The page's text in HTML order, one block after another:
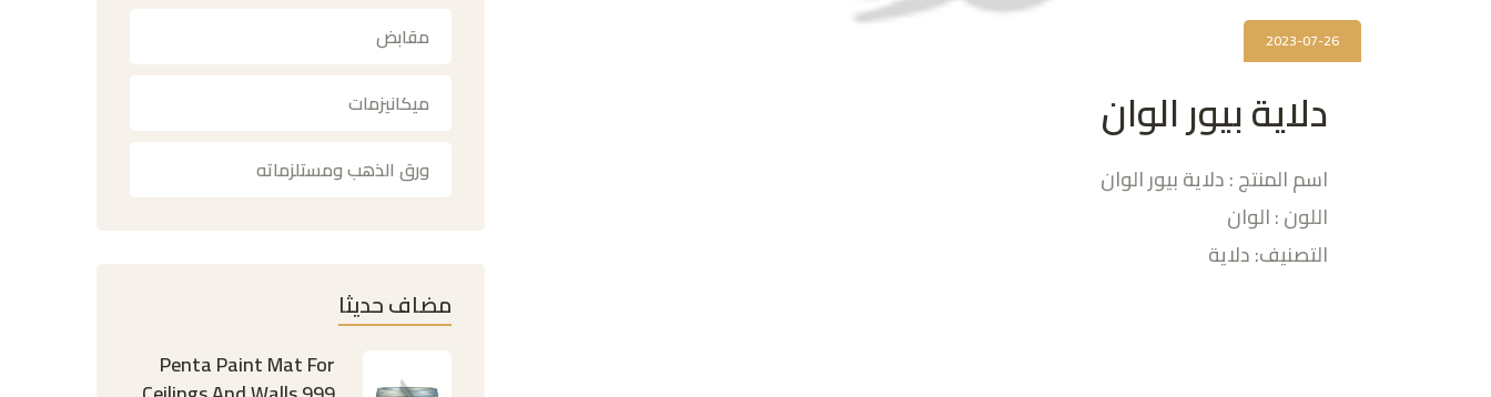
2023-07-26
دلاية بيور الوان
اسم المنتج : دلاية بيور الوان
اللون : الوان
التصنيف: دلاية
مقابض
ميكانيزمات
ورق الذهب ومستلزماته
مضاف حديثا
Penta Paint Mat For